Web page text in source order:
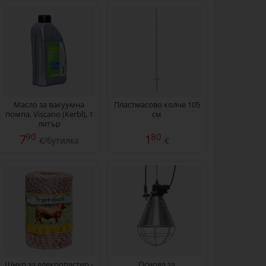
Масло за вакуумна
помпа, Viscano (Kerbl), 1
литър
790 €/бутилка
Пластмасово колче 105
см
1 80 €